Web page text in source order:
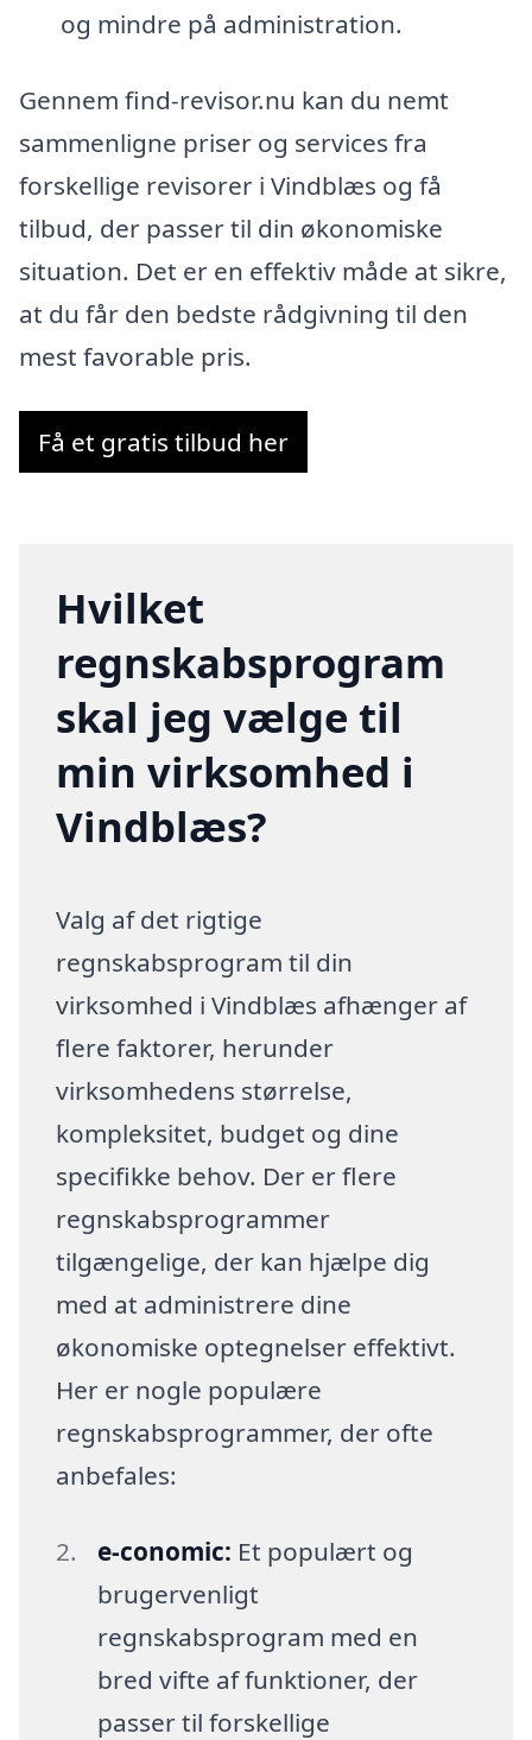
og mindre på administration.
Gennem find-revisor.nu kan du nemt
sammenligne priser og services fra
forskellige revisorer i Vindblæs og få
tilbud, der passer til din økonomiske
situation. Det er en effektiv måde at sikre,
at du får den bedste rådgivning til den
mest favorable pris.
Få et gratis tilbud her
Hvilket
regnskabsprogram
skal jeg vælge til
min virksomhed i
Vindblæs?
Valg af det rigtige
regnskabsprogram til din
virksomhed i Vindblæs afhænger af
flere faktorer, herunder
virksomhedens størrelse,
kompleksitet, budget og dine
specifikke behov. Der er flere
regnskabsprogrammer
tilgængelige, der kan hjælpe dig
med at administrere dine
økonomiske optegnelser effektivt.
Her er nogle populære
regnskabsprogrammer, der ofte
anbefales:
e-conomic: Et populært og
brugervenligt
regnskabsprogram med en
bred vifte af funktioner, der
passer til forskellige